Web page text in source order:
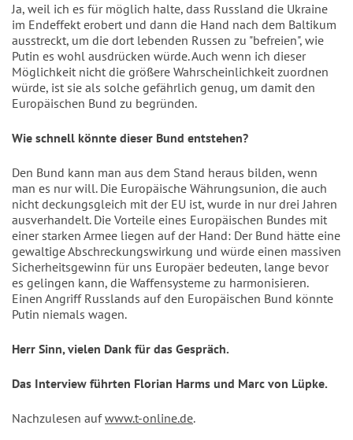
Ja, weil ich es für möglich halte, dass Russland die Ukraine
im Endeffekt erobert und dann die Hand nach dem Baltikum
ausstreckt, um die dort lebenden Russen zu "befreien", wie
Putin es wohl ausdrücken würde. Auch wenn ich dieser
Möglichkeit nicht die größere Wahrscheinlichkeit zuordnen
würde, ist sie als solche gefährlich genug, um damit den
Europäischen Bund zu begründen.
Wie schnell könnte dieser Bund entstehen?
Den Bund kann man aus dem Stand heraus bilden, wenn
man es nur will. Die Europäische Währungsunion, die auch
nicht deckungsgleich mit der EU ist, wurde in nur drei Jahren
ausverhandelt. Die Vorteile eines Europäischen Bundes mit
einer starken Armee liegen auf der Hand: Der Bund hätte eine
gewaltige Abschreckungswirkung und würde einen massiven
Sicherheitsgewinn für uns Europäer bedeuten, lange bevor
es gelingen kann, die Waffensysteme zu harmonisieren.
Einen Angriff Russlands auf den Europäischen Bund könnte
Putin niemals wagen.
Herr Sinn, vielen Dank für das Gespräch.
Das Interview führten Florian Harms und Marc von Lüpke.
Nachzulesen aufwww.t-online.de.